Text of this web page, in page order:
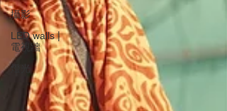
攝影
LED walls |
電視牆
燈光